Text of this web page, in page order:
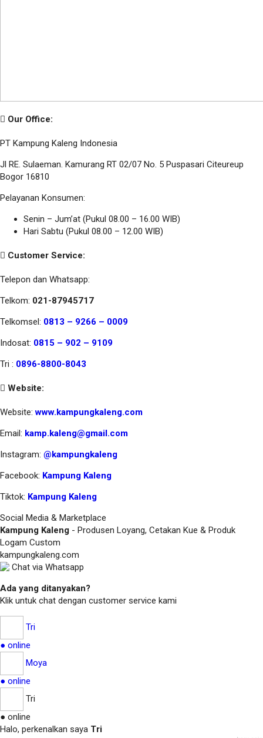
Our Office:
PT Kampung Kaleng Indonesia
Jl RE. Sulaeman. Kamurang RT 02/07 No. 5 Puspasari Citeureup
Bogor 16810
Pelayanan Konsumen:
Senin – Jum’at (Pukul 08.00 – 16.00 WIB)
Hari Sabtu (Pukul 08.00 – 12.00 WIB)
Customer Service:
Telepon dan Whatsapp:
Telkom: 021-87945717
Telkomsel: 0813 – 9266 – 0009
Indosat: 0815 – 902 – 9109
Tri : 0896-8800-8043
Website:
Website:www.kampungkaleng.com
Email: kamp.kaleng@gmail.com
Instagram: @kampungkaleng
Facebook: Kampung Kaleng
Tiktok: Kampung Kaleng
Social Media & Marketplace
Kampung Kaleng - Produsen Loyang, Cetakan Kue & Produk
Logam Custom
kampungkaleng.com
Chat via Whatsapp
Ada yang ditanyakan?
Klik untuk chat dengan customer service kami
Tri
● online
Moya
● online
Tri
● online
Halo, perkenalkan saya Tri